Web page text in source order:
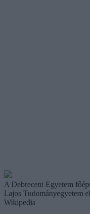
A Debreceni Egyetem
Lajos Tudományegyetem
Wikipedia